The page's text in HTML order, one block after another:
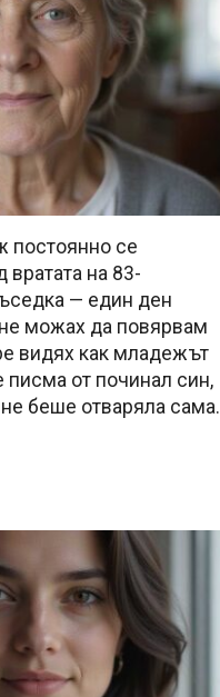
постоянно се
на 83-
— един ден
можах да повярвам
видях как младежът
писма от починал син,
не беше отваряла сама.